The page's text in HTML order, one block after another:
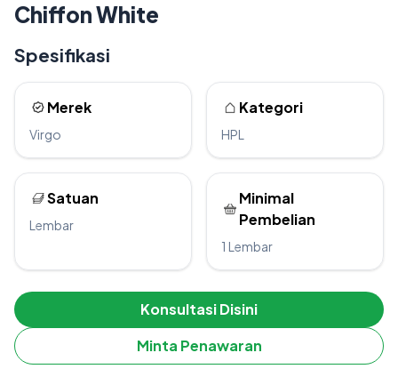
Chiffon White
Spesifikasi
Merek
Virgo
Kategori
HPL
Satuan
Lembar
Minimal
Pembelian
1 Lembar
Konsultasi Disini
Minta Penawaran